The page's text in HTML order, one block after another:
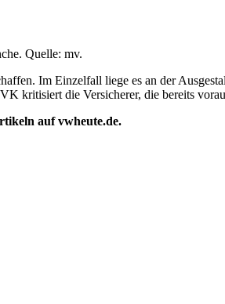
Quelle: mv.
Im Einzelfall liege es an der
kritisiert die Versicherer, die bereits
auf vwheute.de.